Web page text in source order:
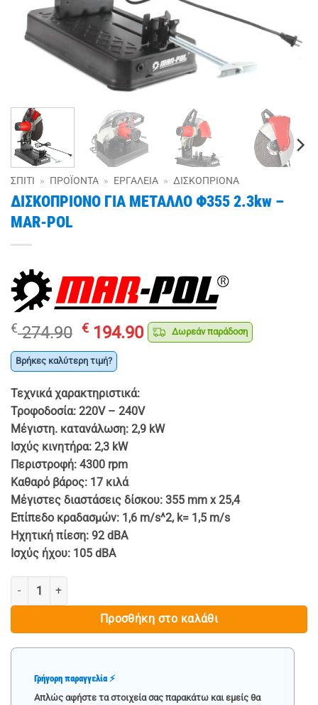
ΣΠΊΤΙ » ΠΡΟΪΌΝΤΑ » ΕΡΓΑΛΕΊΑ » ΔΙΣΚΟΠΡΊΟΝΑ
ΔΙΣΚΟΠΡΙΟΝΟ ΓΙΑ ΜΕΤΑΛΛΟ Φ355 2.3kw –
MAR-POL
€274.90 Original
price
was:
€ 194.90Η
τρέχουσα
Δωρεάν παράδοση
Βρήκες καλύτερη τιμή?
Τεχνικά χαρακτηριστικά:
Τροφοδοσία: 220V – 240V
Μέγιστη. κατανάλωση: 2,9 kW
Ισχύς κινητήρα: 2,3 kW
Περιστροφή: 4300 rpm
Καθαρό βάρος: 17 κιλά
Μέγιστες διαστάσεις δίσκου: 355 mm x 25,4
Επίπεδο κραδασμών: 1,6 m/s^2, k= 1,5 m/s
Ηχητική πίεση: 92 dBA
Ισχύς ήχου: 105 dBA
ΔΙΣΚΟΠΡΙΟΝΟ ΓΙΑ ΜΕΤΑΛΛΟ Φ355 2.3kw - MAR-POL ποσότητα
Προσθήκη στο καλάθι
Γρήγορη παραγγελία ⚡
Απλώς αφήστε τα στοιχεία σας παρακάτω και εμείς θα